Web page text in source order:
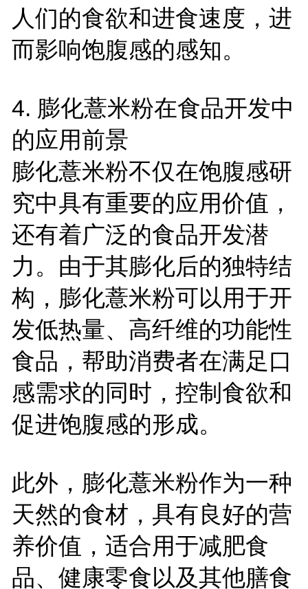
人们的食欲和进食速度，进
而影响饱腹感的感知。
4. 膨化薏米粉在食品开发中
的应用前景
膨化薏米粉不仅在饱腹感研
究中具有重要的应用价值，
还有着广泛的食品开发潜
力。由于其膨化后的独特结
构，膨化薏米粉可以用于开
发低热量、高纤维的功能性
食品，帮助消费者在满足口
感需求的同时，控制食欲和
促进饱腹感的形成。
此外，膨化薏米粉作为一种
天然的食材，具有良好的营
养价值，适合用于减肥食
品、健康零食以及其他膳食